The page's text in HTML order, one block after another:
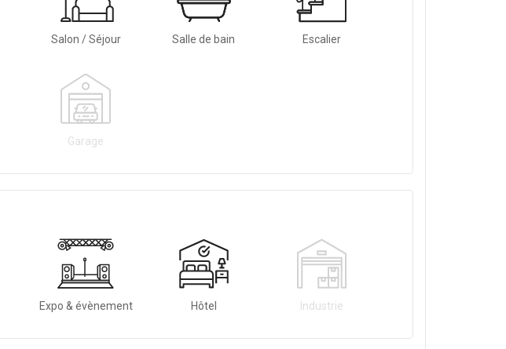
Salon / Séjour Salle de bain Escalier
Garage
Expo & évènement Hôtel Industrie